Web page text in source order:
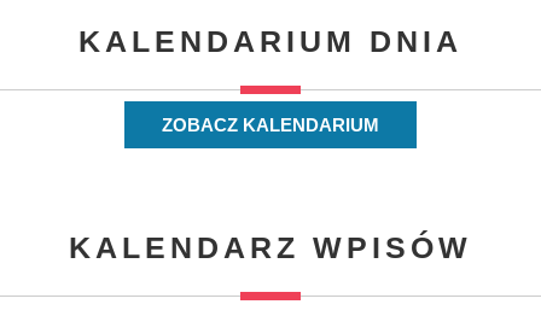
KALENDARIUM DNIA
ZOBACZ KALENDARIUM
KALENDARZ WPISÓW